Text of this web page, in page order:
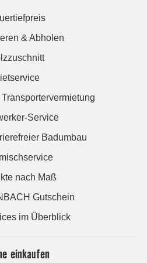
& Abholen
Service
Badumbau
nach Maß
Gutschein
im Überblick
einkaufen